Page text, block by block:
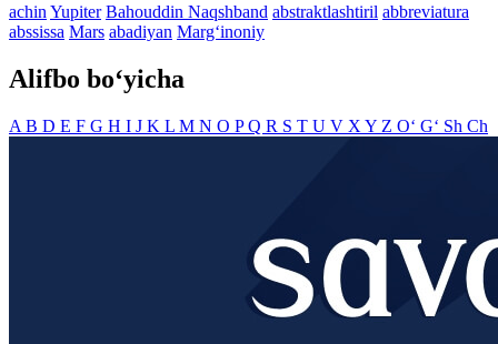
achin Yupiter Bahouddin Naqshband abstraktlashtiril abbreviatura
abssissa Mars abadiyan Marg‘inoniy
Alifbo bo‘yicha
A B D E F G H I J K L M N O PQ R S T U V X Y Z O‘ G‘ Sh Ch